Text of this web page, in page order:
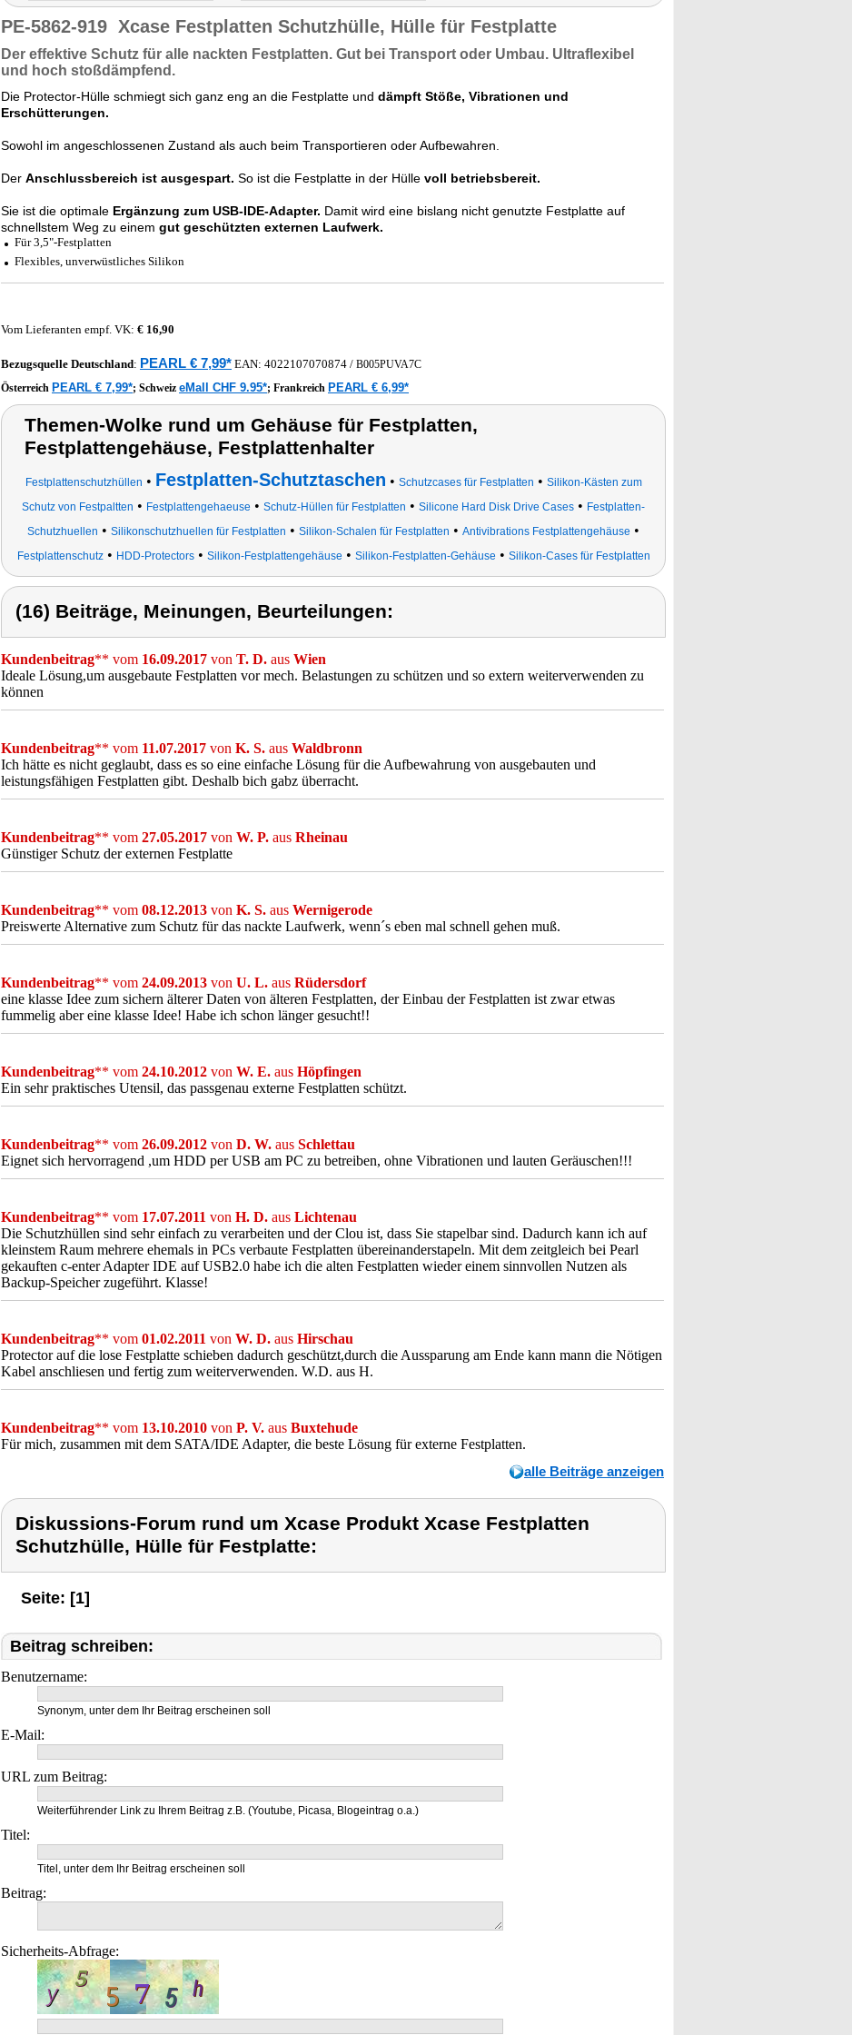
PE-5862-919 Xcase Festplatten Schutzhülle, Hülle für Festplatte
Der effektive Schutz für alle nackten Festplatten. Gut bei Transport oder Umbau. Ultraflexibel
und hoch stoßdämpfend .
Die Protector-Hülle schmiegt sich ganz eng an die Festplatte und dämpft Stöße, Vibrationen und
Erschütterungen.
Sowohl im angeschlossenen Zustand als auch beim Transportieren oder Aufbewahren.
Der Anschlussbereich ist ausgespart. So ist die Festplatte in der Hülle voll betriebsbereit.
Sie ist die optimale Ergänzung zum USB-IDE-Adapter. Damit wird eine bislang nicht genutzte Festplatte auf
schnellstem Weg zu einem gut geschützten externen Laufwerk.
Für 3,5"-Festplatten
Flexibles, unverwüstliches Silikon
Vom Lieferanten empf. VK: € 16,90
Bezugsquelle Deutschland: PEARL € 7,99* EAN: 4022107070874 / B005PUVA7C
Österreich PEARL € 7,99*; Schweiz eMall CHF 9.95*; Frankreich PEARL € 6,99*
Themen-Wolke rund um Gehäuse für Festplatten,
Festplattengehäuse, Festplattenhalter
Festplattenschutzhüllen • Festplatten-Schutztaschen • Schutzcases für Festplatten • Silikon-Kästen zum
Schutz von Festpaltten • Festplattengehaeuse • Schutz-Hüllen für Festplatten • Silicone Hard Disk Drive Cases • Festplatten-
Schutzhuellen • Silikonschutzhuellen für Festplatten • Silikon-Schalen für Festplatten • Antivibrations Festplattengehäuse •
Festplattenschutz• HDD-Protectors• Silikon-Festplattengehäuse • Silikon-Festplatten-Gehäuse • Silikon-Cases für Festplatten
(16) Beiträge, Meinungen, Beurteilungen:
Kundenbeitrag** vom 16.09.2017 von T. D. aus Wien
Ideale Lösung,um ausgebaute Festplatten vor mech. Belastungen zu schützen und so extern weiterverwenden zu
können
Kundenbeitrag** vom 11.07.2017 von K. S. aus Waldbronn
Ich hätte es nicht geglaubt, dass es so eine einfache Lösung für die Aufbewahrung von ausgebauten und
leistungsfähigen Festplatten gibt. Deshalb bich gabz überracht.
Kundenbeitrag** vom 27.05.2017 von W. P. aus Rheinau
Günstiger Schutz der externen Festplatte
Kundenbeitrag** vom 08.12.2013 von K. S. aus Wernigerode
Preiswerte Alternative zum Schutz für das nackte Laufwerk, wenn´s eben mal schnell gehen muß.
Kundenbeitrag** vom 24.09.2013 von U. L. aus Rüdersdorf
eine klasse Idee zum sichern älterer Daten von älteren Festplatten, der Einbau der Festplatten ist zwar etwas
fummelig aber eine klasse Idee! Habe ich schon länger gesucht!!
Kundenbeitrag** vom 24.10.2012 von W. E. aus Höpfingen
Ein sehr praktisches Utensil, das passgenau externe Festplatten schützt.
Kundenbeitrag** vom 26.09.2012 von D. W. aus Schlettau
Eignet sich hervorragend ,um HDD per USB am PC zu betreiben, ohne Vibrationen und lauten Geräuschen!!!
Kundenbeitrag** vom 17.07.2011 von H. D. aus Lichtenau
Die Schutzhüllen sind sehr einfach zu verarbeiten und der Clou ist, dass Sie stapelbar sind. Dadurch kann ich auf
kleinstem Raum mehrere ehemals in PCs verbaute Festplatten übereinanderstapeln. Mit dem zeitgleich bei Pearl
gekauften c-enter Adapter IDE auf USB2.0 habe ich die alten Festplatten wieder einem sinnvollen Nutzen als
Backup-Speicher zugeführt. Klasse!
Kundenbeitrag** vom 01.02.2011 von W. D. aus Hirschau
Protector auf die lose Festplatte schieben dadurch geschützt,durch die Aussparung am Ende kann mann die Nötigen
Kabel anschliesen und fertig zum weiterverwenden. W.D. aus H.
Kundenbeitrag** vom 13.10.2010 von P. V. aus Buxtehude
Für mich, zusammen mit dem SATA/IDE Adapter, die beste Lösung für externe Festplatten.
alle Beiträge anzeigen
Diskussions-Forum rund um Xcase Produkt Xcase Festplatten
Schutzhülle, Hülle für Festplatte:
Seite: [1]
Beitrag schreiben:
Benutzername:
Synonym, unter dem Ihr Beitrag erscheinen soll
E-Mail:
URL zum Beitrag:
Weiterführender Link zu Ihrem Beitrag z.B. (Youtube, Picasa, Blogeintrag o.a.)
Titel:
Titel, unter dem Ihr Beitrag erscheinen soll
Beitrag:
Sicherheits-Abfrage: